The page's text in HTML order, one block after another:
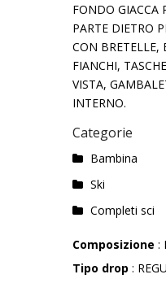
FONDO GIACCA
PARTE DIETRO
CON BRETELLE,
FIANCHI,
VISTA,
INTERNO.
Categorie
Bambina
Ski
Completi sci
Composizione :
Tipo drop :